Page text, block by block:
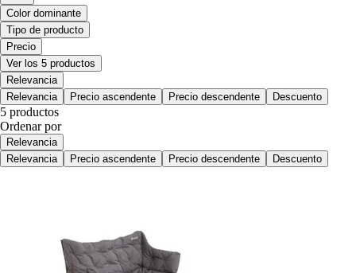
Color dominante
Tipo de producto
Precio
Ver los 5 productos
Relevancia
Relevancia
Precio ascendente Precio descendente Descuento
5 productos
Ordenar por
Relevancia
Relevancia
Precio ascendente Precio descendente Descuento